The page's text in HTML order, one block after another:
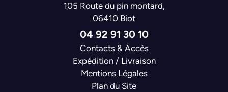
105 Route du pin montard,
06410 Biot
04 92 91 30 10
Contacts & Accès
Expédition / Livraison
Mentions Légales
Plan du Site